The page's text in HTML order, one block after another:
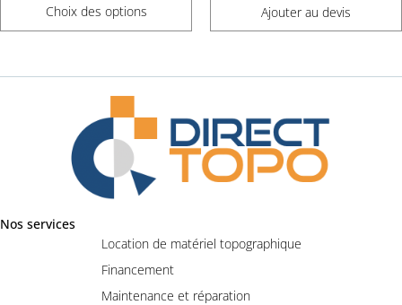
Choix des options Ajouter au devis
Nos services
Location de matériel topographique
Financement
Maintenance et réparation